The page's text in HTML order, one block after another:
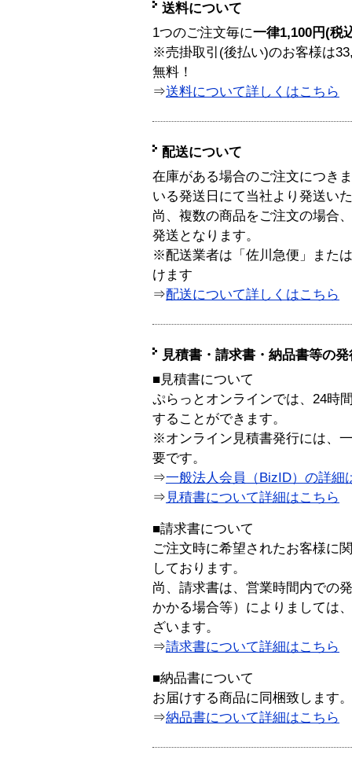
送料について
1つのご注文毎に一律1,100円(税
※売掛取引(後払い)のお客様は
無料！
⇒送料について詳しくはこちら
配送について
在庫がある場合のご注文につき
いる発送日にて当社より発送い
尚、複数の商品をご注文の場合
発送となります。
※配送業者は「佐川急便」また
けます
⇒配送について詳しくはこちら
見積書・請求書・納品書等の
■見積書について
ぷらっとオンラインでは、24時
することができます。
※オンライン見積書発行には、
要です。
⇒一般法人会員（BizID）の詳細
⇒ 見積書について詳細はこちら
■請求書について
ご注文時に希望されたお客様に
しております。
尚、請求書は、営業時間内での
かかる場合等）によりましては
ざいます。
⇒請求書について詳細はこちら
■納品書について
お届けする商品に同梱致します。
⇒納品書について詳細はこちら